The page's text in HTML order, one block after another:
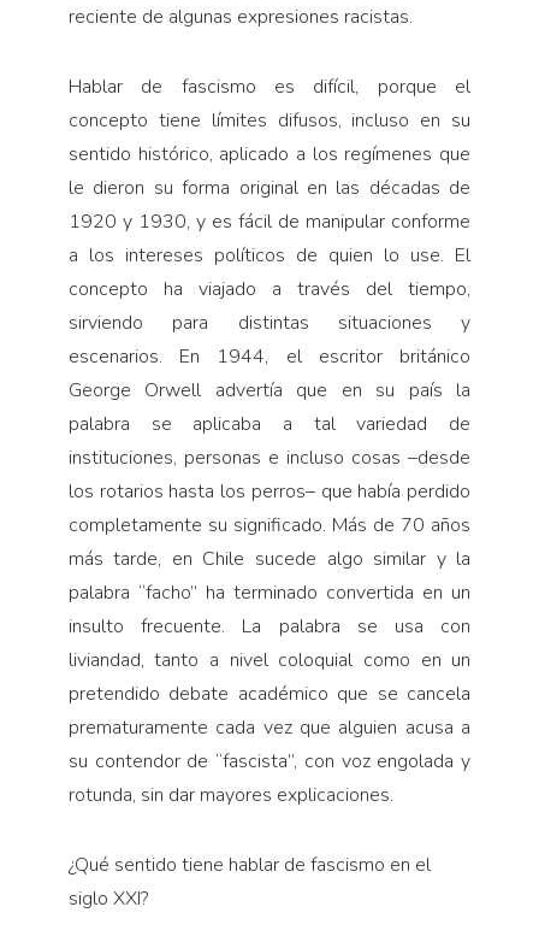
reciente de algunas expresiones racistas.
Hablar de fascismo es difícil, porque el
concepto tiene límites difusos, incluso en su
sentido histórico, aplicado a los regímenes que
le dieron su forma original en las décadas de
1920 y 1930, y es fácil de manipular conforme
a los intereses políticos de quien lo use. El
concepto ha viajado a través del tiempo,
sirviendo para distintas situaciones y
escenarios. En 1944, el escritor británico
George Orwell advertía que en su país la
palabra se aplicaba a tal variedad de
instituciones, personas e incluso cosas –desde
los rotarios hasta los perros– que había perdido
completamente su signifi­cado. Más de 70 años
más tarde, en Chile sucede algo similar y la
palabra “facho” ha terminado convertida en un
insulto frecuente. La palabra se usa con
liviandad, tanto a nivel coloquial como en un
pretendido debate académico que se cancela
prematuramente cada vez que alguien acusa a
su contendor de “fascista”, con voz engolada y
rotunda, sin dar mayores explicaciones.
¿Qué sentido tiene hablar de fascismo en el
siglo XXI?